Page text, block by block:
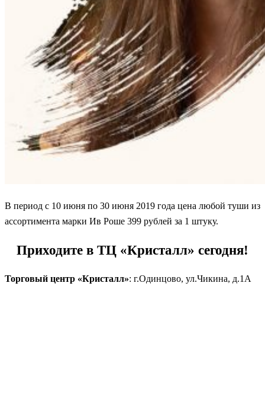
В период с 10 июня по 30 июня 2019 года цена любой туши из
ассортимента марки Ив Роше 399 рублей за 1 штуку.
Приходите в ТЦ «Кристалл» сегодня!
Торговый центр «Кристалл»: г.Одинцово, ул.Чикина, д.1А